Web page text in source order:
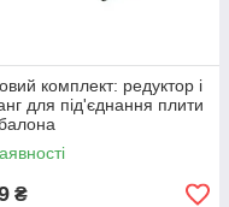
комплект: редуктор і
для під'єднання плити
₴